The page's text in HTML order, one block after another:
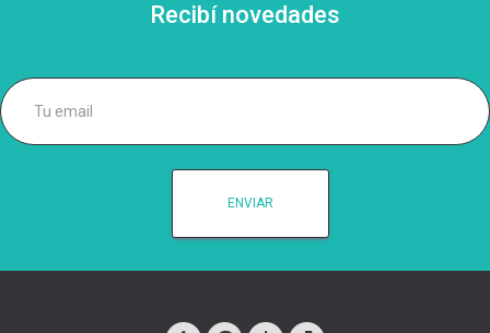
Recibí novedades